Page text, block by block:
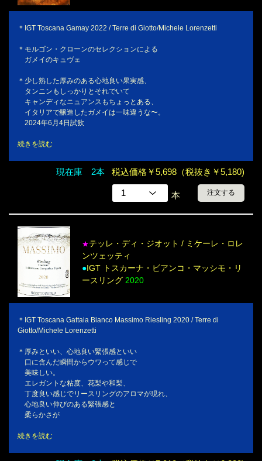
＊IGT Toscana Gamay 2022 / Terre di Giotto/Michele Lorenzetti
＊モルゴン・クローンのセレクションによる
ガメイのキュヴェ
＊少し熟した厚みのある心地良い果実感、
タンニンもしっかりとそれでいて
キャンディなニュアンスもちょっとある、
イタリアで醸造したガメイは一味違うな〜。
2024年6月4日試飲
続きを読む
現在庫 2本 税込価格￥5,698（税抜き￥5,180)
本 注文する
★テッレ・ディ・ジオット / ミケーレ・ロレ
ンツェッティ
●IGT トスカーナ・ビアンコ・マッシモ・リ
ースリング 2020
＊IGT Toscana Gattaia Bianco Massimo Riesling 2020 / Terre di
Giotto/Michele Lorenzetti
＊厚みといい、心地良い緊張感といい
口に含んだ瞬間からウワって感じで
美味しい。
エレガントな粘度、花梨や和梨、
丁度良い感じでリースリングのアロマが現れ、
心地良い伸びのある緊張感と
柔らかさが
続きを読む